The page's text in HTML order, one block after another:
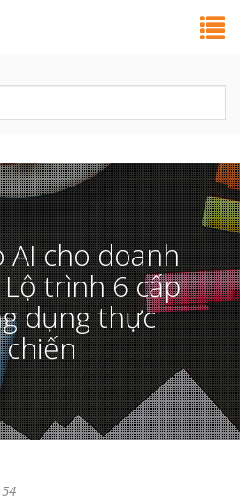
cho doanh
trình 6 cấp
dụng thực
chiến